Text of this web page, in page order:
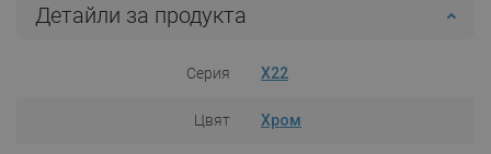
Детайли за продукта
Серия X22
Цвят Хром